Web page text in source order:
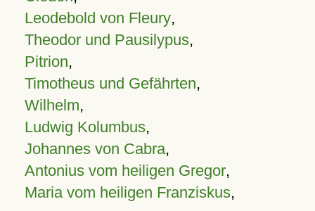
Leodebold von Fleury,
Theodor und Pausilypus,
Pitrion,
Timotheus und Gefährten,
Wilhelm,
Ludwig Kolumbus,
Johannes von Cabra,
Antonius vom heiligen Gregor,
Maria vom heiligen Franziskus,